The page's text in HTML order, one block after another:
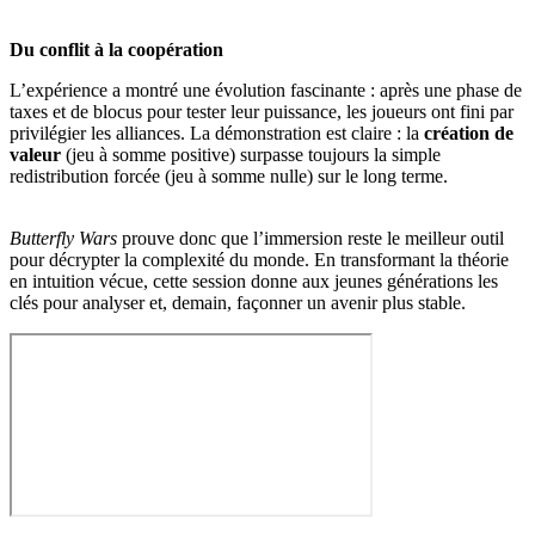
Du conflit à la coopération
L’expérience a montré une évolution fascinante : après une phase de
taxes et de blocus pour tester leur puissance, les joueurs ont fini par
privilégier les alliances. La démonstration est claire : la création de
valeur (jeu à somme positive) surpasse toujours la simple
redistribution forcée (jeu à somme nulle) sur le long terme.
Butterfly Wars prouve donc que l’immersion reste le meilleur outil
pour décrypter la complexité du monde. En transformant la théorie
en intuition vécue, cette session donne aux jeunes générations les
clés pour analyser et, demain, façonner un avenir plus stable.